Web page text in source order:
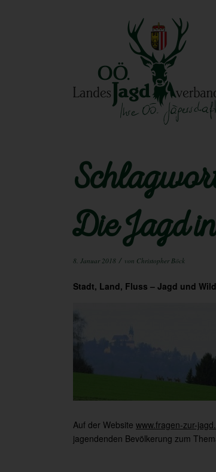
Die Jagd
8. Januar 2018 / von Christopher Böck
Stadt, Land, Fluss – Jagd und Wild
Auf der Website www.fragen-zur-
jagendenden Bevölkerung zum